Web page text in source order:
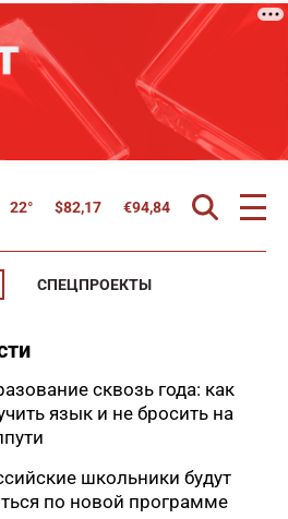
22° $82,17 €94,84
СПЕЦПРОЕКТЫ
сквозь года: как
язык и не бросить на
школьники будут
по новой программе